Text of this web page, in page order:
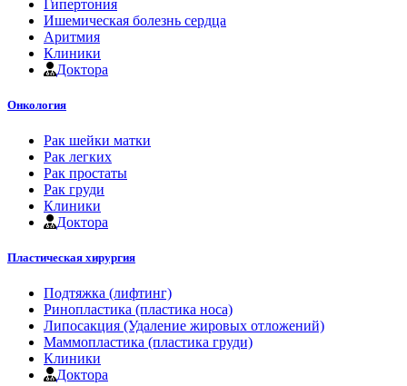
Гипертония
Ишемическая болезнь сердца
Аритмия
Клиники
Доктора
Онкология
Рак шейки матки
Рак легких
Рак простаты
Рак груди
Клиники
Доктора
Пластическая хирургия
Подтяжка (лифтинг)
Ринопластика (пластика носа)
Липосакция (Удаление жировых отложений)
Маммопластика (пластика груди)
Клиники
Доктора